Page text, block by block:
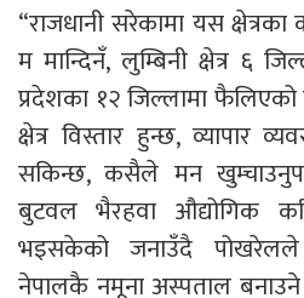
“राजधानी सरेकामा यस
म मान्दिनँ, लुम्बिनी क्षेत्र ६
प्रदेशका १२ जिल्लामा
क्षेत्र विस्तार हुन्छ, व्यापार
सकिन्छ, कसैले मन
बुटवल भैरहवा औद्योगिक
भइसकेको जनाउँदै पोखरेलले
नेपालकै नमूना अस्पताल